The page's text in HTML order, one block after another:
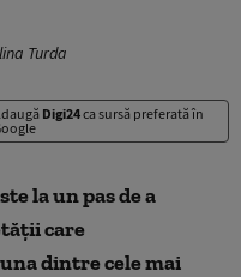
Turda
Digi24ca sursă preferată în
la un pas de a
care
dintre cele mai